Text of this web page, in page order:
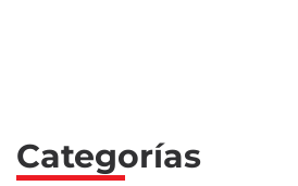
Categorías